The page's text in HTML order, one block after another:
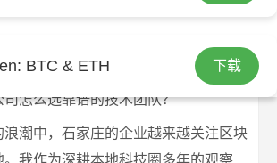
BTC & ETH 下载
怎么选靠谱的技术团队？
潮中，石家庄的企业越来越关注区块
我作为深耕本地科技圈多年的观察